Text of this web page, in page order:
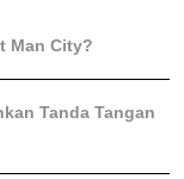
Man City?
Tanda Tangan